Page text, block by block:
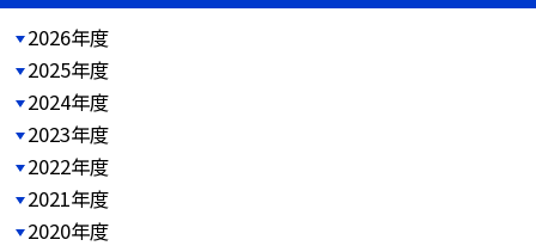
2026年度
2025年度
2024年度
2023年度
2022年度
2021年度
2020年度